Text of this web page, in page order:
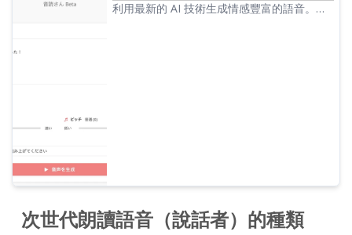
利用最新的 AI 技術生成情感豐富的語音。可
次世代朗讀語音（說話者）的種類